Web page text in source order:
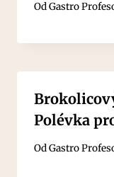
OdGastro
Polévka
OdGastro